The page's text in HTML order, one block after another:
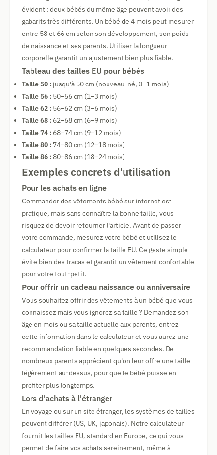
évident : deux bébés du même âge peuvent avoir des
gabarits très différents. Un bébé de 4 mois peut mesurer
entre 58 et 66 cm selon son développement, son poids
de naissance et ses parents. Utiliser la longueur
corporelle garantit un ajustement bien plus fiable.
Tableau des tailles EU pour bébés
Taille 50 : jusqu'à 50 cm (nouveau-né, 0–1 mois)
Taille 56 : 50–56 cm (1–3 mois)
Taille 62 : 56–62 cm (3–6 mois)
Taille 68 : 62–68 cm (6–9 mois)
Taille 74 : 68–74 cm (9–12 mois)
Taille 80 : 74–80 cm (12–18 mois)
Taille 86 : 80–86 cm (18–24 mois)
Exemples concrets d'utilisation
Pour les achats en ligne
Commander des vêtements bébé sur internet est
pratique, mais sans connaître la bonne taille, vous
risquez de devoir retourner l'article. Avant de passer
votre commande, mesurez votre bébé et utilisez le
calculateur pour confirmer la taille EU. Ce geste simple
évite bien des tracas et garantit un vêtement confortable
pour votre tout-petit.
Pour offrir un cadeau naissance ou anniversaire
Vous souhaitez offrir des vêtements à un bébé que vous
connaissez mais vous ignorez sa taille ? Demandez son
âge en mois ou sa taille actuelle aux parents, entrez
cette information dans le calculateur et vous aurez une
recommandation fiable en quelques secondes. De
nombreux parents apprécient qu'on leur offre une taille
légèrement au-dessus, pour que le bébé puisse en
profiter plus longtemps.
Lors d'achats à l'étranger
En voyage ou sur un site étranger, les systèmes de tailles
peuvent différer (US, UK, japonais). Notre calculateur
fournit les tailles EU, standard en Europe, ce qui vous
permet de faire vos achats sereinement, même à